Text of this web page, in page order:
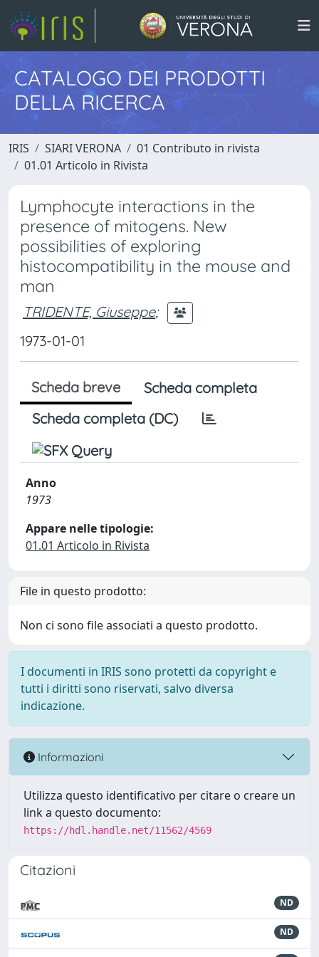
CATALOGO DEI PRODOTTI
DELLA RICERCA
IRIS SIARI VERONA
01 Contributo in rivista
01.01 Articolo in Rivista
Lymphocyte interactions in the
presence of mitogens. New
possibilities of exploring
histocompatibility in the mouse and
man
TRIDENTE, Giuseppe;
1973-01-01
Scheda breve
Scheda completa
Scheda completa (DC)
Anno
1973
Appare nelle tipologie:
01.01 Articolo in Rivista
File in questo prodotto:
Non ci sono file associati a questo prodotto.
I documenti in IRIS sono protetti da copyright e
tutti i diritti sono riservati, salvo diversa
indicazione.
Informazioni
Utilizza questo identificativo per citare o creare un
link a questo documento:
https://hdl.handle.net/11562/4569
Citazioni
ND
ND